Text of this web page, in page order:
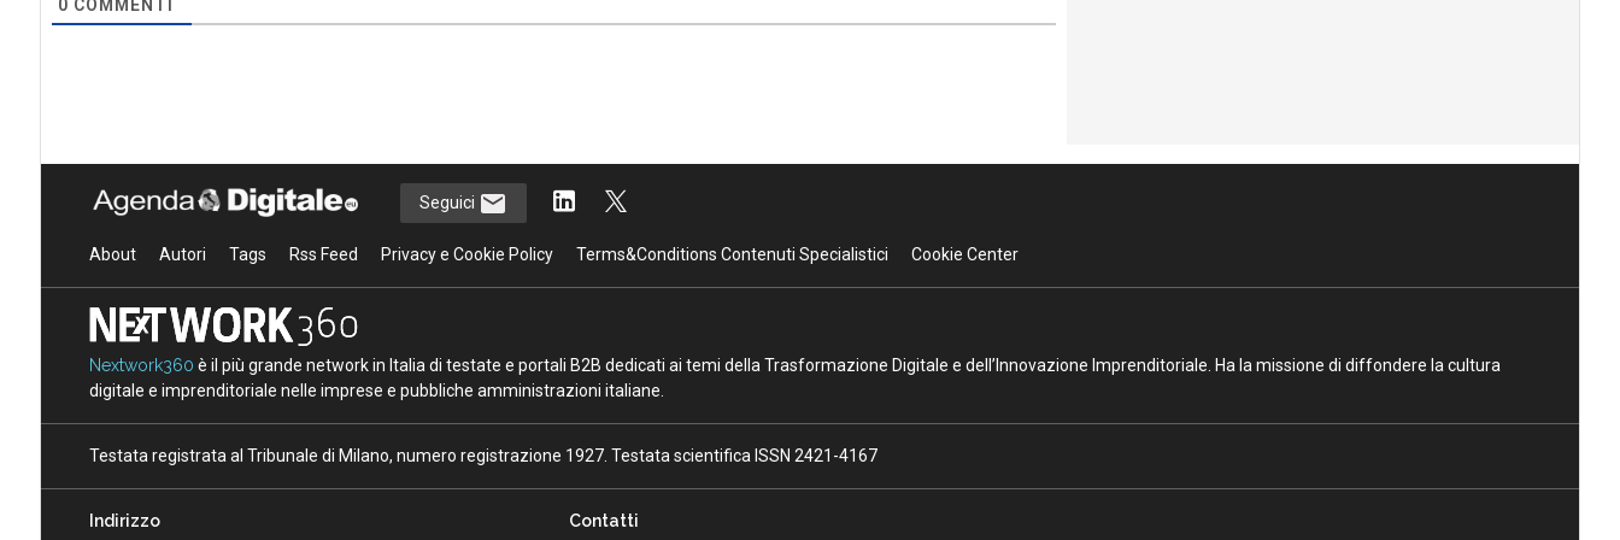
0 COMMENTI
Seguici
About Autori Tags Rss Feed Privacy e Cookie Policy Terms&Conditions Contenuti Specialistici Cookie Center
Nextwork360 è il più grande network in Italia di testate e portali B2B dedicati ai temi della Trasformazione Digitale e dell’Innovazione Imprenditoriale. Ha la missione di diffondere la cultura
digitale e imprenditoriale nelle imprese e pubbliche amministrazioni italiane.
Testata registrata al Tribunale di Milano, numero registrazione 1927. Testata scientifica ISSN 2421-4167
Indirizzo Contatti